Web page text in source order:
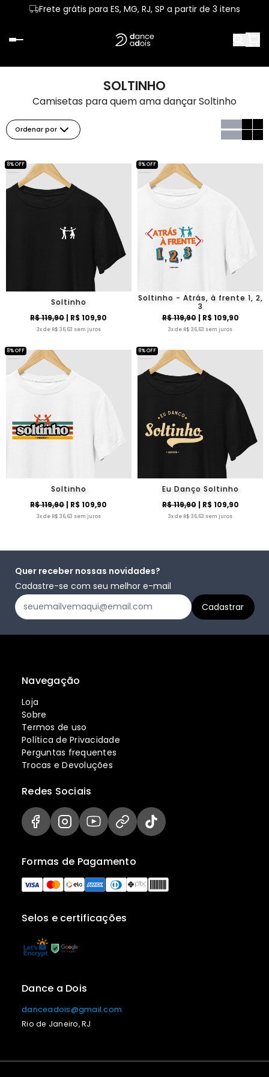
Frete grátis para ES, MG, RJ, SP a partir de 3 itens
SOLTINHO
Camisetas para quem ama dançar Soltinho
Ordenar por
Soltinho
R$ 119,90| R$ 109,90
3x de R$ 36,63 sem juros
8% OFF
Soltinho - Atrás, à frente 1, 2,
3
R$ 119,90| R$ 109,90
3x de R$ 36,63 sem juros
8% OFF
Soltinho
R$ 119,90| R$ 109,90
3x de R$ 36,63 sem juros
8% OFF
Eu Danço Soltinho
R$ 119,90| R$ 109,90
3x de R$ 36,63 sem juros
8% OFF
Quer receber nossas novidades?
Cadastre-se com seu melhor e-mail
Navegação
Loja
Sobre
Termos de uso
Política de Privacidade
Perguntas frequentes
Trocas e Devoluções
Selos e certificações
Formas de Pagamento
Redes Sociais
Dance a Dois
danceadois@gmail.com
Rio de Janeiro, RJ